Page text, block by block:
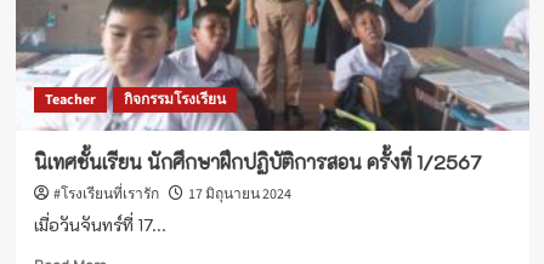
นิ
กส์
ปี
การ
ศึกษา
2567
Teacher กิจกรรมโรงเรียน
นิเทศชั้นเรียน นักศึกษาฝึกปฏิบัติการสอน ครั้งที่ 1/2567
#โรงเรียนที่เรารัก 17 มิถุนายน 2024
เมื่อวันจันทร์ที่ 17...